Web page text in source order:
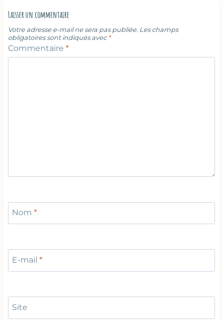
Laisser un commentaire
Votre adresse e-mail ne sera pas publiée. Les champs
obligatoires sont indiqués avec *
Commentaire *
Nom *
E-mail *
Site